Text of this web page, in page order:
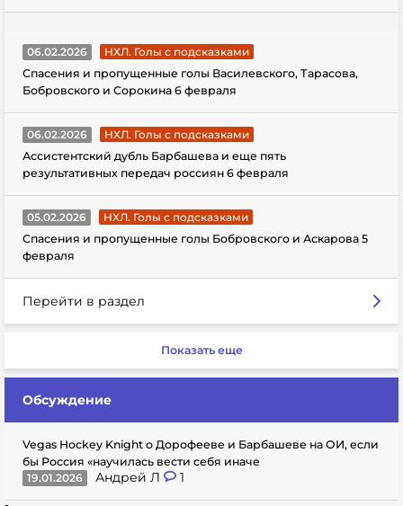
06.02.2026
НХЛ. Голы с подсказками
Спасения и пропущенные голы Василевского, Тарасова,
Бобровского и Сорокина 6 февраля
06.02.2026
НХЛ. Голы с подсказками
Ассистентский дубль Барбашева и еще пять
результативных передач россиян 6 февраля
05.02.2026
НХЛ. Голы с подсказками
Спасения и пропущенные голы Бобровского и Аскарова 5
февраля
Перейти в раздел
Показать еще
Обсуждение
Vegas Hockey Knight о Дорофееве и Барбашеве на ОИ, если
бы Россия «научилась вести себя иначе
19.01.2026
Андрей Л 1